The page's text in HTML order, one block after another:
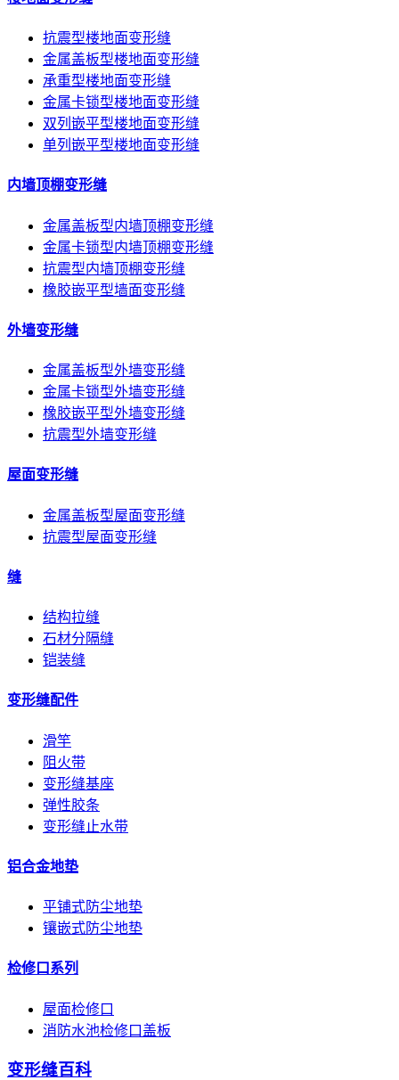
抗震型楼地面变形缝
金属盖板型楼地面变形缝
承重型楼地面变形缝
金属卡锁型楼地面变形缝
双列嵌平型楼地面变形缝
单列嵌平型楼地面变形缝
内墙顶棚变形缝
金属盖板型内墙顶棚变形缝
金属卡锁型内墙顶棚变形缝
抗震型内墙顶棚变形缝
橡胶嵌平型墙面变形缝
外墙变形缝
金属盖板型外墙变形缝
金属卡锁型外墙变形缝
橡胶嵌平型外墙变形缝
抗震型外墙变形缝
屋面变形缝
金属盖板型屋面变形缝
抗震型屋面变形缝
缝
结构拉缝
石材分隔缝
铠装缝
变形缝配件
滑竿
阻火带
变形缝基座
弹性胶条
变形缝止水带
铝合金地垫
平铺式防尘地垫
镶嵌式防尘地垫
检修口系列
屋面检修口
消防水池检修口盖板
变形缝百科